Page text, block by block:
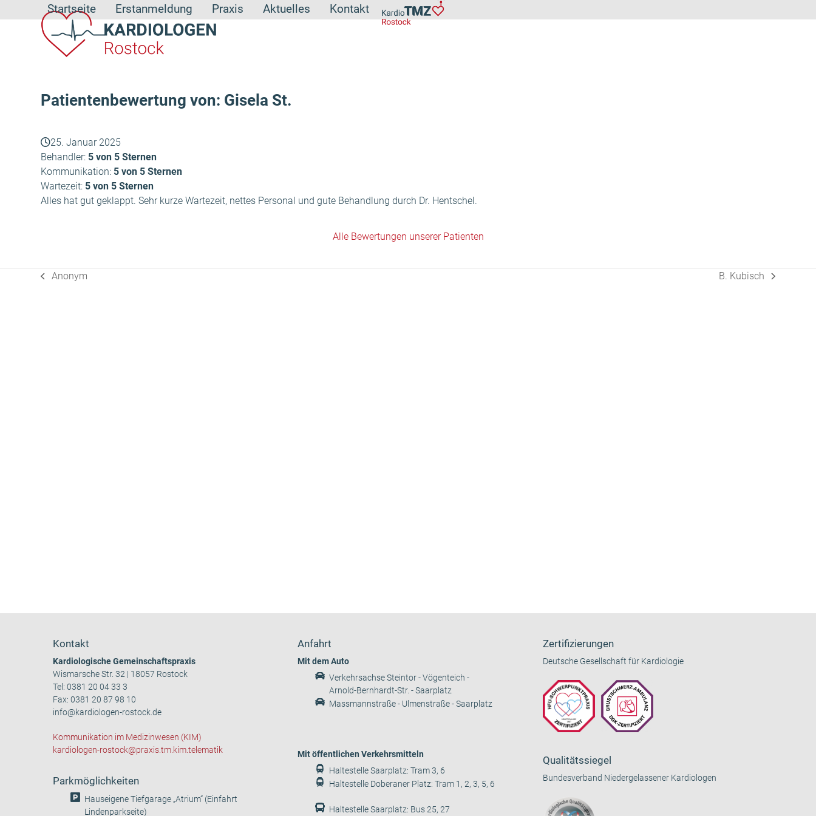
to
Startseite Erstanmeldung Praxis Aktuelles Kontakt
Patientenbewertung von: Gisela St.
25. Januar 2025
Behandler: 5 von 5 Sternen
Kommunikation: 5 von 5 Sternen
Wartezeit: 5 von 5 Sternen
Alles hat gut geklappt. Sehr kurze Wartezeit, nettes Personal und gute Behandlung durch Dr. Hentschel.
Alle Bewertungen unserer Patienten
vorheriger
Anonym
Nächster
B. Kubisch
Kontakt
Kardiologische Gemeinschaftspraxis
Wismarsche Str. 32 | 18057 Rostock
Tel:0381 20 04 33 3
Fax: 0381 20 87 98 10
info@kardiologen-rostock.de
Kommunikation im Medizinwesen (KIM)
kardiologen-rostock@praxis.tm.kim.telematik
Parkmöglichkeiten
Hauseigene Tiefgarage „Atrium“ (Einfahrt
Lindenparkseite)
Anfahrt
Mit dem Auto
Verkehrsachse Steintor - Vögenteich -
Arnold-Bernhardt-Str. - Saarplatz
Massmannstraße - Ulmenstraße - Saarplatz
Mit öffentlichen Verkehrsmitteln
Haltestelle Saarplatz: Tram 3, 6
Haltestelle Doberaner Platz: Tram 1, 2, 3, 5, 6
Haltestelle Saarplatz: Bus 25, 27
Zertifizierungen
Deutsche Gesellschaft für Kardiologie
Qualitätssiegel
Bundesverband Niedergelassener Kardiologen